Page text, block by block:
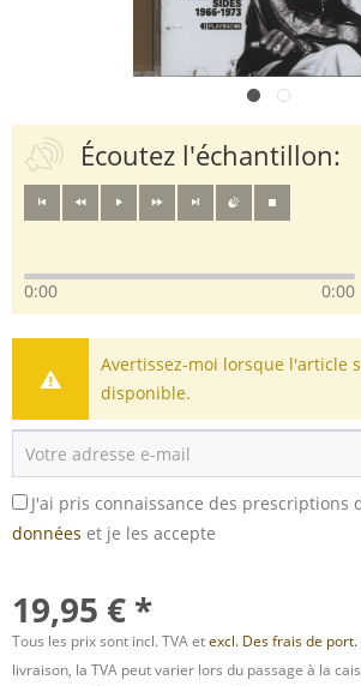
Écoutez l'échantillon:
0:00 0:00
Avertissez-moi lorsque l'article
disponible.
J'ai pris connaissance des prescriptions
données et je les accepte
19,95 € *
Tous les prix sont incl. TVA etexcl. Des frais de port.
livraison, la TVA peut varier lors du passage à la